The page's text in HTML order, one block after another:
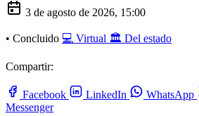
3 de agosto de 2026, 15:00
• Concluido 💻 Virtual 🏛️ Del estado
Compartir:
Facebook LinkedIn WhatsApp
Messenger